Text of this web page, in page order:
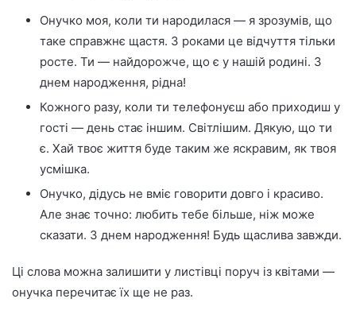
Онучко моя, коли ти народилася — я зрозумів, що
таке справжнє щастя. З роками це відчуття тільки
росте. Ти — найдорожче, що є у нашій родині. З
днем народження, рідна!
Кожного разу, коли ти телефонуєш або приходиш у
гості — день стає іншим. Світлішим. Дякую, що ти
є. Хай твоє життя буде таким же яскравим, як твоя
усмішка.
Онучко, дідусь не вміє говорити довго і красиво.
Але знає точно: любить тебе більше, ніж може
сказати. З днем народження! Будь щаслива завжди.
Ці слова можна залишити у листівці поруч із квітами —
онучка перечитає їх ще не раз.